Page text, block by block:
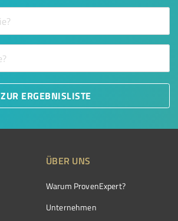
ZUR ERGEBNISLISTE
ÜBER UNS
Warum ProvenExpert?
Unternehmen